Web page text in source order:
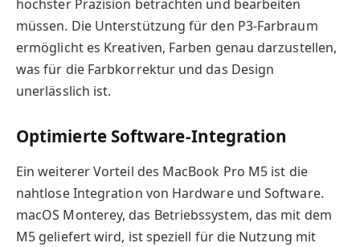
höchster Präzision betrachten und bearbeiten
müssen. Die Unterstützung für den P3-Farbraum
ermöglicht es Kreativen, Farben genau darzustellen,
was für die Farbkorrektur und das Design
unerlässlich ist.
Optimierte Software-Integration
Ein weiterer Vorteil des MacBook Pro M5 ist die
nahtlose Integration von Hardware und Software.
macOS Monterey, das Betriebssystem, das mit dem
M5 geliefert wird, ist speziell für die Nutzung mit